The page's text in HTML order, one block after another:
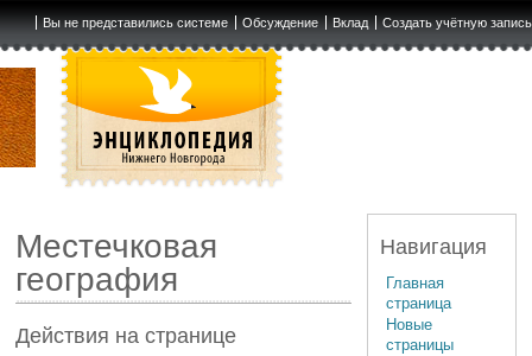
Вы не представились системе Обсуждение Вклад Создать учётную запись
Местечковая
география
Действия на странице
Навигация
Главная
страница
Новые
страницы